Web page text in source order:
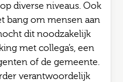
diverse niveaus. Ook
bang om mensen aan
dit noodzakelijk
met collega’s, een
of de gemeente.
verantwoordelijk